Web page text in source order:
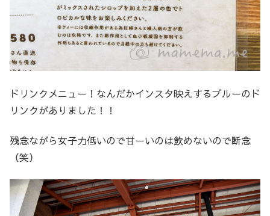
ドリンクメニュー！なんだかインスタ映えするブルーのド
リンクがありました！！
残念ながら女子力低いので甘ーいのは飲めないので断念
（笑）